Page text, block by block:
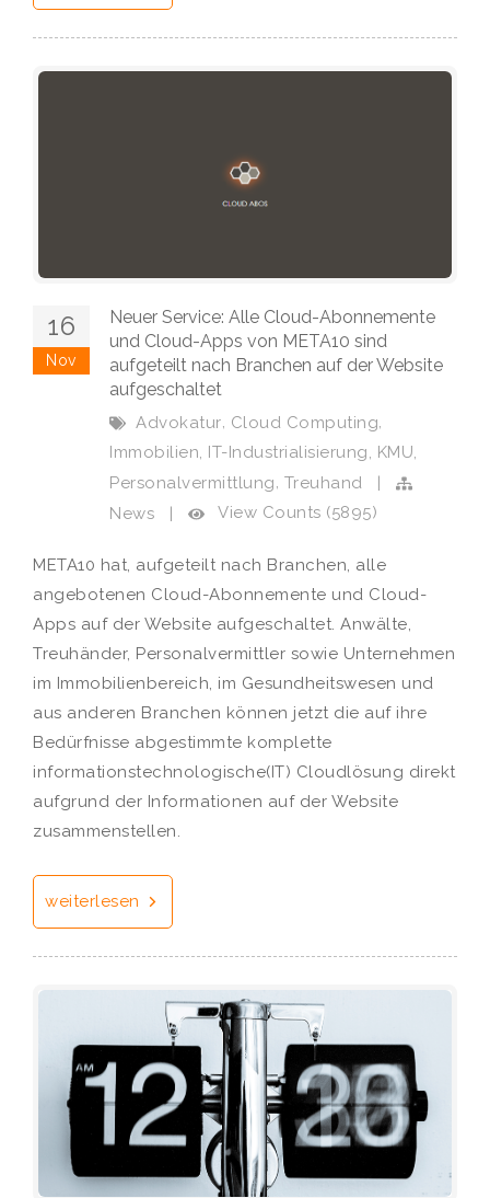
16
Nov
Neuer Service: Alle Cloud-Abonnemente
und Cloud-Apps von META10 sind
aufgeteilt nach Branchen auf der Website
aufgeschaltet
Advokatur, Cloud Computing,
Immobilien, IT-Industrialisierung, KMU,
Personalvermittlung, Treuhand
|
News
| View Counts (5895)
META10 hat, aufgeteilt nach Branchen, alle
angebotenen Cloud-Abonnemente und Cloud-
Apps auf der Website aufgeschaltet. Anwälte,
Treuhänder, Personalvermittler sowie Unternehmen
im Immobilienbereich, im Gesundheitswesen und
aus anderen Branchen können jetzt die auf ihre
Bedürfnisse abgestimmte komplette
informationstechnologische(IT) Cloudlösung direkt
aufgrund der Informationen auf der Website
zusammenstellen.
weiterlesen